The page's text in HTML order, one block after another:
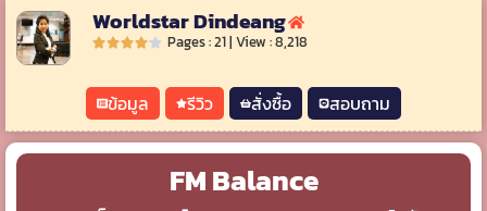
Worldstar Dindeang
Pages : 21 | View : 8,218
ข้อมูล รีวิว สั่งซื้อ สอบถาม
FM Balance